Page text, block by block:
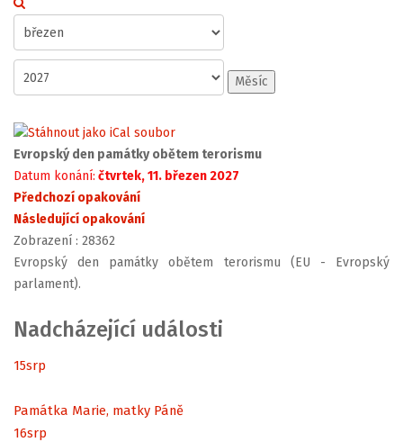
Měsíc
Evropský den památky obětem terorismu
Datum konání: čtvrtek, 11. březen 2027
Předchozí opakování
Následující opakování
Zobrazení : 28362
Evropský den památky obětem terorismu (EU - Evropský
parlament).
Nadcházející události
15srp
Památka Marie, matky Páně
16srp